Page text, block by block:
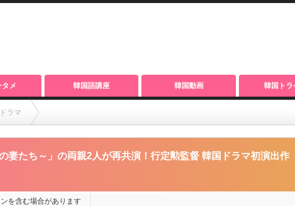
メ 韓国語講座 韓国動画 韓国トラ
ドラマ
両親2人が再共演！行定勲監督 韓国ドラマ初演出作「完璧な家族」韓国と同日 Lemino
妻たち～」の両親2人が再共演！行定勲監督 韓国ドラマ初演出作
を含む場合があります